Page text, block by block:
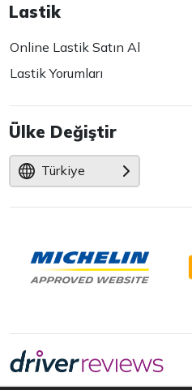
Lastik
Online Lastik Satın Al
Lastik Yorumları
Ülke Değiştir
Türkiye